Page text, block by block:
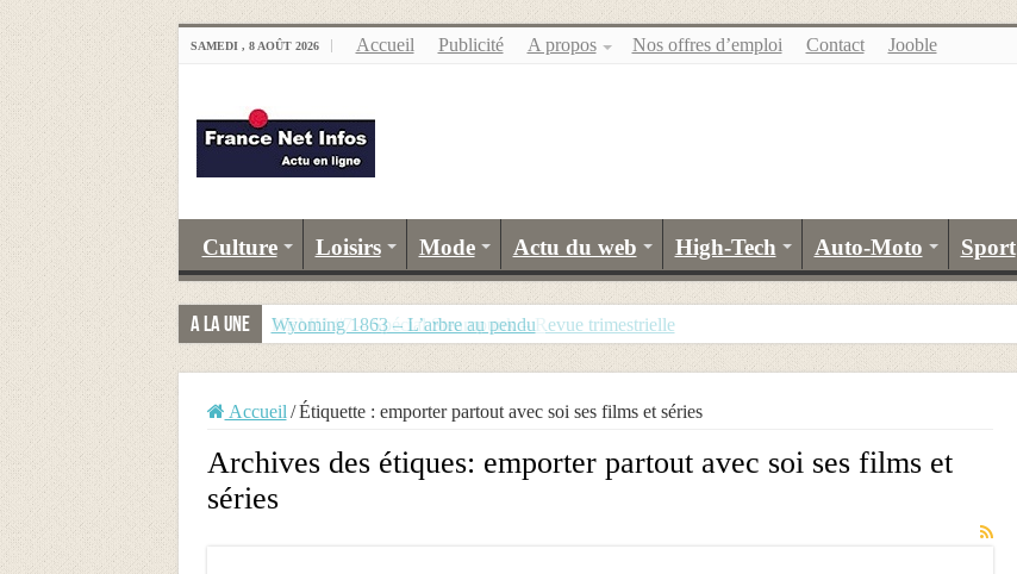
SAMEDI , 8 AOÛT 2026 Accueil Publicité A propos Nos offres d’emploi Contact Jooble
Culture Loisirs Mode Actu du web High-Tech Auto-Moto Sport
A la Une Wyoming 1863 – L’arbre au pendu
NEMU #7 – Spécial Steampunk – Revue trimestrielle
Accueil / Étiquette : emporter partout avec soi ses films et séries
Archives des étiques: emporter partout avec soi ses films et
séries